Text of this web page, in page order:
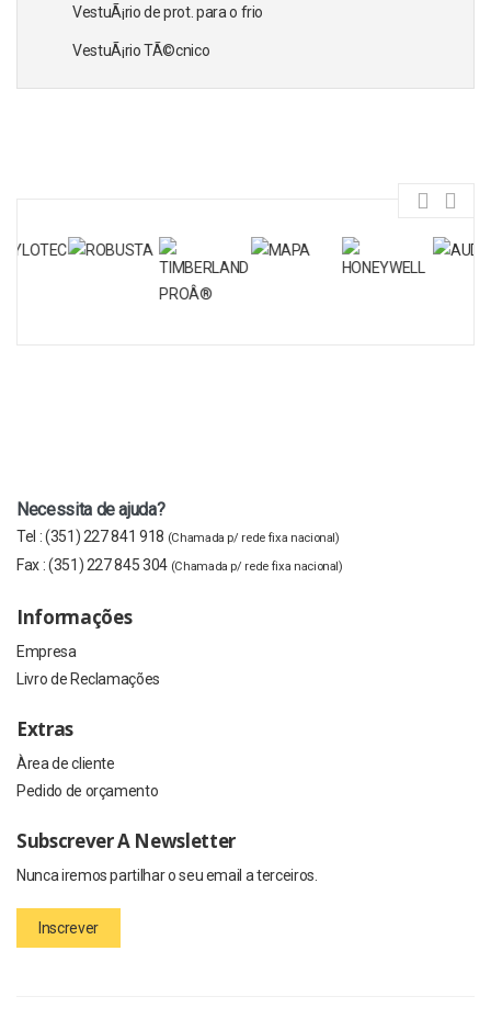
VestuÃ¡rio de prot. para o frio
VestuÃ¡rio TÃ©cnico
Necessita de ajuda?
Tel :(351) 227 841 918 (Chamada p/ rede fixa nacional)
Fax :(351) 227 845 304 (Chamada p/ rede fixa nacional)
Informações
Empresa
Livro de Reclamações
Extras
Àrea de cliente
Pedido de orçamento
Subscrever A Newsletter
Nunca iremos partilhar o seu email a terceiros.
Inscrever